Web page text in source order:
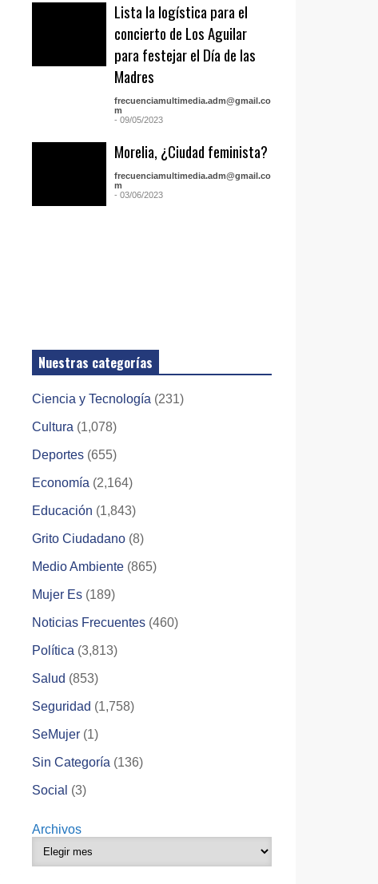
Lista la logística para el
concierto de Los Aguilar
para festejar el Día de las
Madres
frecuenciamultimedia.adm@gmail.co
m
- 09/05/2023
Morelia, ¿Ciudad feminista?
frecuenciamultimedia.adm@gmail.co
m
- 03/06/2023
Nuestras categorías
Ciencia y Tecnología (231)
Cultura (1,078)
Deportes (655)
Economía (2,164)
Educación (1,843)
Grito Ciudadano (8)
Medio Ambiente (865)
Mujer Es (189)
Noticias Frecuentes (460)
Política (3,813)
Salud (853)
Seguridad (1,758)
SeMujer (1)
Sin Categoría (136)
Social (3)
Archivos